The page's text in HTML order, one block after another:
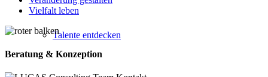
Talente entdecken
Vielfalt leben
Beratung & Konzeption